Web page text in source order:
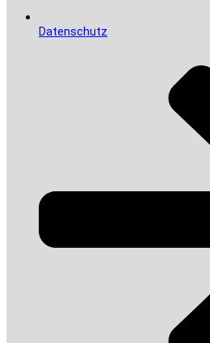
Datenschutz